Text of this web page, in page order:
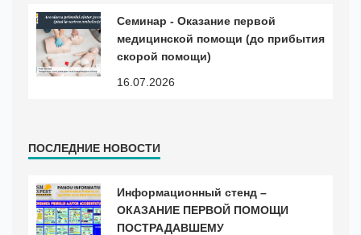
Cеминар - Оказание первой
медицинской помощи (до прибытия
скорой помощи)
16.07.2026
ПОСЛЕДНИЕ НОВОСТИ
Информационный стенд –
ОКАЗАНИЕ ПЕРВОЙ ПОМОЩИ
ПОСТРАДАВШЕМУ